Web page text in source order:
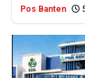
Pos Banten